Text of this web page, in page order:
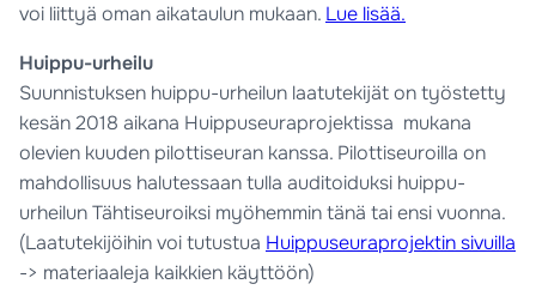
voi liittyä oman aikataulun mukaan. Lue lisää.
Huippu-urheilu
Suunnistuksen huippu-urheilun laatutekijät on työstetty
kesän 2018 aikana Huippuseuraprojektissa mukana
olevien kuuden pilottiseuran kanssa. Pilottiseuroilla on
mahdollisuus halutessaan tulla auditoiduksi huippu-
urheilun Tähtiseuroiksi myöhemmin tänä tai ensi vuonna.
(Laatutekijöihin voi tutustua Huippuseuraprojektin sivuilla
-> materiaaleja kaikkien käyttöön)